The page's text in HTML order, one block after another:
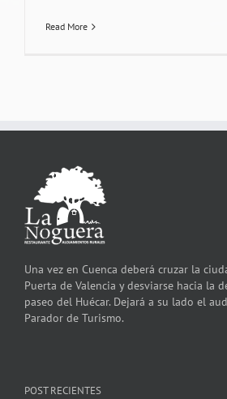
Read More
Una vez en Cuenca deberá cruzar la
Puerta de Valencia y desviarse hacia la
paseo del Huécar. Dejará a su lado el
Parador de Turismo.
POST RECIENTES